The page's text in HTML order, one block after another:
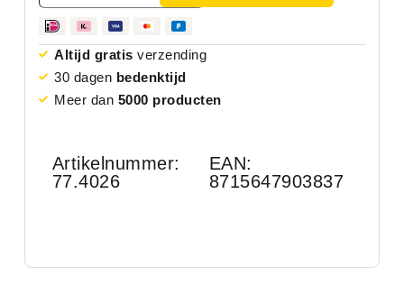
Altijd gratis verzending
30 dagen bedenktijd
Meer dan 5000 producten
Artikelnummer:
77.4026
EAN:
8715647903837